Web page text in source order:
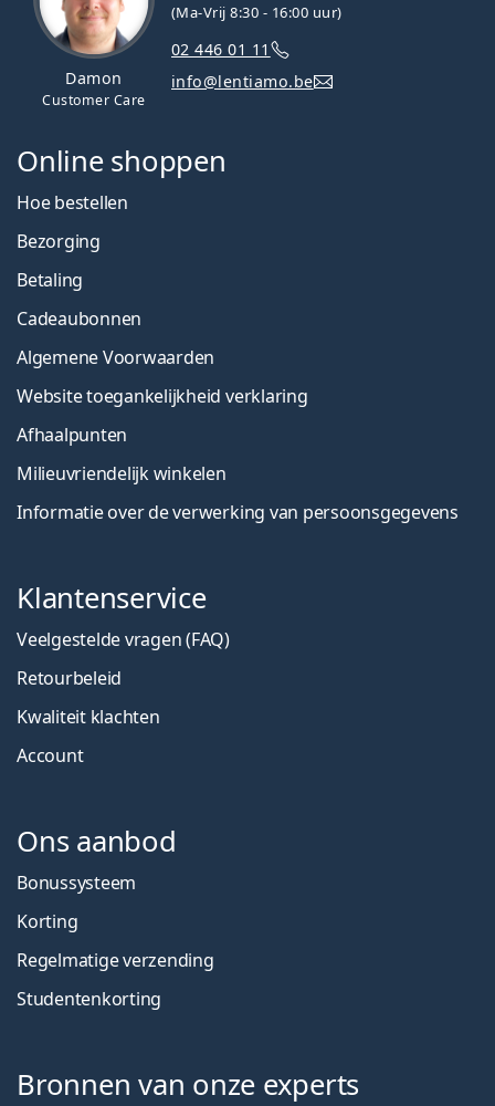
Damon
Customer Care
(Ma-Vrij 8:30 - 16:00 uur)
02 446 01 11
info@lentiamo.be
Online shoppen
Hoe bestellen
Bezorging
Betaling
Cadeaubonnen
Algemene Voorwaarden
Website toegankelijkheid verklaring
Afhaalpunten
Milieuvriendelijk winkelen
Informatie over de verwerking van persoonsgegevens
Klantenservice
Veelgestelde vragen (FAQ)
Retourbeleid
Kwaliteit klachten
Account
Ons aanbod
Bonussysteem
Korting
Regelmatige verzending
Studentenkorting
Bronnen van onze experts